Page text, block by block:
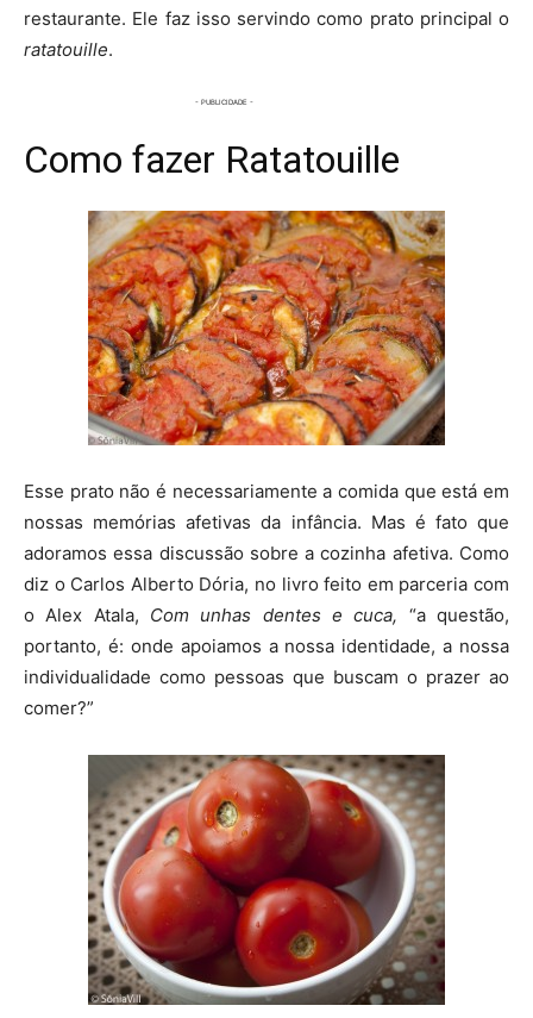
restaurante. Ele faz isso servindo como prato principal o
ratatouille.
Como fazer Ratatouille
Esse prato não é necessariamente a comida que está em
nossas memórias afetivas da infância. Mas é fato que
adoramos essa discussão sobre a cozinha afetiva. Como
diz o Carlos Alberto Dória, no livro feito em parceria com
o Alex Atala, Com unhas dentes e cuca, “a questão,
portanto, é: onde apoiamos a nossa identidade, a nossa
individualidade como pessoas que buscam o prazer ao
comer?”